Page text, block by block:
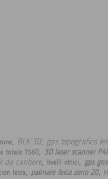
, BLK 3D, gps topografico
totale TS60, 3D laser scanner
da cantiere, livelli ottici, gps
leica, palmare leica zeno 20,